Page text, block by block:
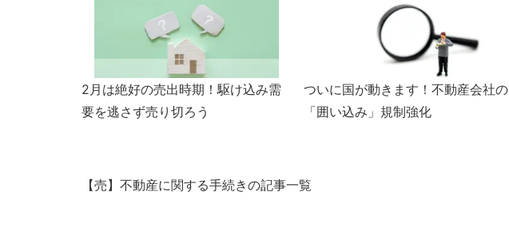
2月は絶好の売出時期！駆け込み需
要を逃さず売り切ろう
ついに国が動きます！不動産会社の
「囲い込み」規制強化
【売】不動産に関する手続きの記事一覧